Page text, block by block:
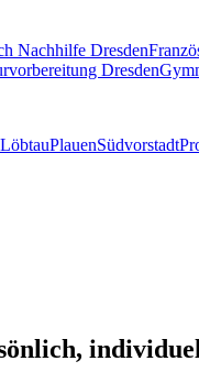
Nachhilfe Dresden
Dresden
LöbtauPlauenSüdvorstadt